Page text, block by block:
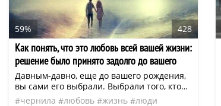
59% 428
Как понять, что это любовь всей вашей жизни:
решение было принято задолго до вашего
рождения
Давным-давно, еще до вашего рождения,
вы сами его выбрали. Выбрали того, кто
делает ночи слишком короткими, чтобы
чернила любовь жизнь
люди